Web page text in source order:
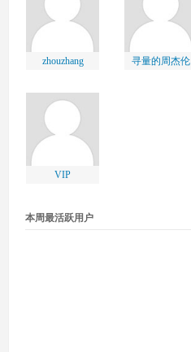
zhouzhang 寻量的周杰伦
VIP
本周最活跃用户